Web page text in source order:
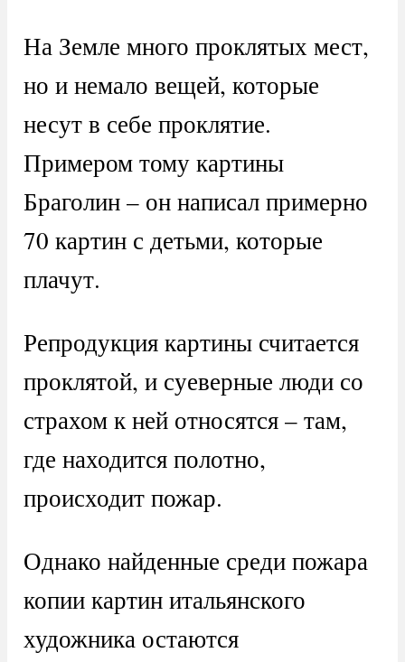
На Земле много проклятых мест,
но и немало вещей, которые
несут в себе проклятие.
Примером тому картины
Браголин – он написал примерно
70 картин с детьми, которые
плачут.
Репродукция картины считается
проклятой, и суеверные люди со
страхом к ней относятся – там,
где находится полотно,
происходит пожар.
Однако найденные среди пожара
копии картин итальянского
художника остаются